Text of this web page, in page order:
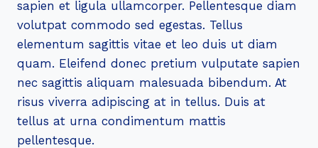
sapien et ligula ullamcorper. Pellentesque diam
volutpat commodo sed egestas. Tellus
elementum sagittis vitae et leo duis ut diam
quam. Eleifend donec pretium vulputate sapien
nec sagittis aliquam malesuada bibendum. At
risus viverra adipiscing at in tellus. Duis at
tellus at urna condimentum mattis
pellentesque.